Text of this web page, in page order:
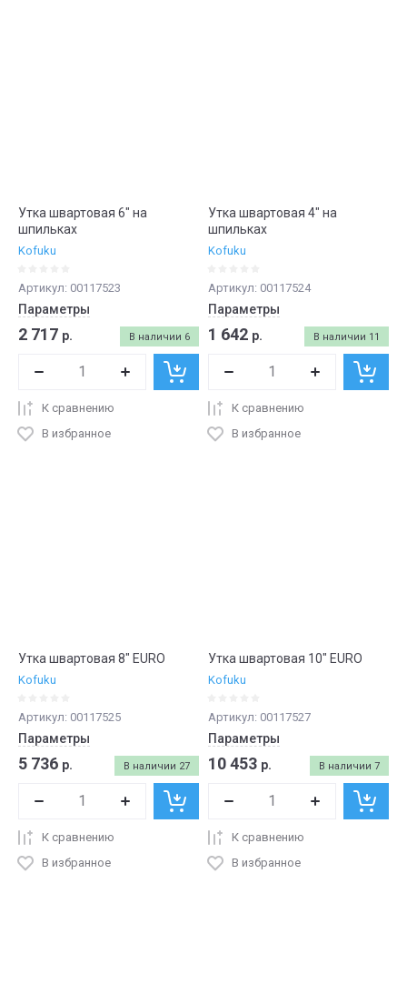
Утка швартовая 6" на
шпильках
Kofuku
Артикул: 00117523
Параметры
В наличии 6
2 717 р.
К сравнению
В избранное
Утка швартовая 4" на
шпильках
Kofuku
Артикул: 00117524
Параметры
В наличии 11
1 642 р.
К сравнению
В избранное
Утка швартовая 8" EURO
Kofuku
Артикул: 00117525
Параметры
В наличии 27
5 736 р.
К сравнению
В избранное
Утка швартовая 10" EURO
Kofuku
Артикул: 00117527
Параметры
В наличии 7
10 453 р.
К сравнению
В избранное